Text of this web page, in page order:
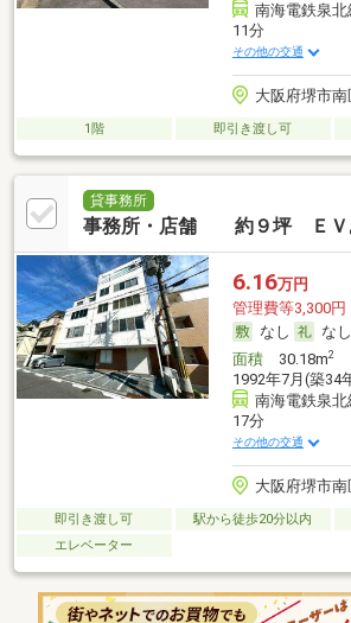
南海電鉄泉
11分
その他の交通
大阪府堺市
1階 即引き渡し可
貸事務所
事務所・店舗 約９坪 ＥＶ
6.16万円
管理費等3,300円
なし
なし
面積30.18m2
1992年7月(築34
南海電鉄泉
17分
その他の交通
大阪府堺市南
即引き渡し可 駅から徒歩20分以内
エレベーター